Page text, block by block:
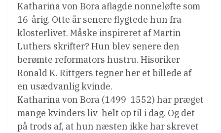
Katharina von Bora aflagde nonneløfte som
16-årig. Otte år senere flygtede hun fra
klosterlivet. Måske inspireret af Martin
Luthers skrifter? Hun blev senere den
berømte reformators hustru. Hisoriker
Ronald K. Rittgers tegner her et billede af
en usædvanlig kvinde.
Katharina von Bora (1499  1552) har præget
mange kvinders liv  helt op til i dag. Og det
på trods af, at hun næsten ikke har skrevet